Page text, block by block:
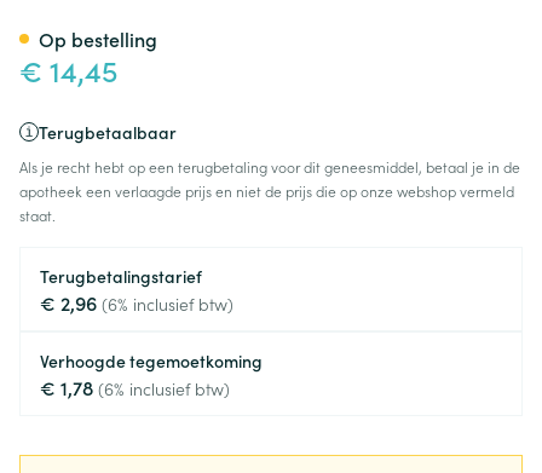
€ 14,45
Terugbetaalbaar
Als je recht hebt op een terugbetaling voor dit geneesmiddel, betaal je in de
apotheek een verlaagde prijs en niet de prijs die op onze webshop vermeld
staat.
Terugbetalingstarief
€ 2,96 (6% inclusief btw)
Verhoogde tegemoetkoming
€ 1,78 (6% inclusief btw)
Op bestelling